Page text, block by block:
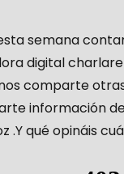
semana
digital
comparte
información
.Y qué opináis